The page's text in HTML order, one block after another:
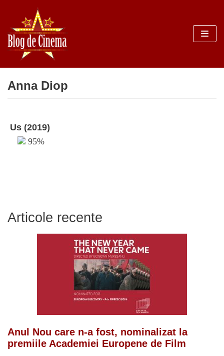
Sari
la
conținut
Anna Diop
Us (2019)
95%
Articole recente
Anul Nou care n-a fost, nominalizat la
premiile Academiei Europene de Film